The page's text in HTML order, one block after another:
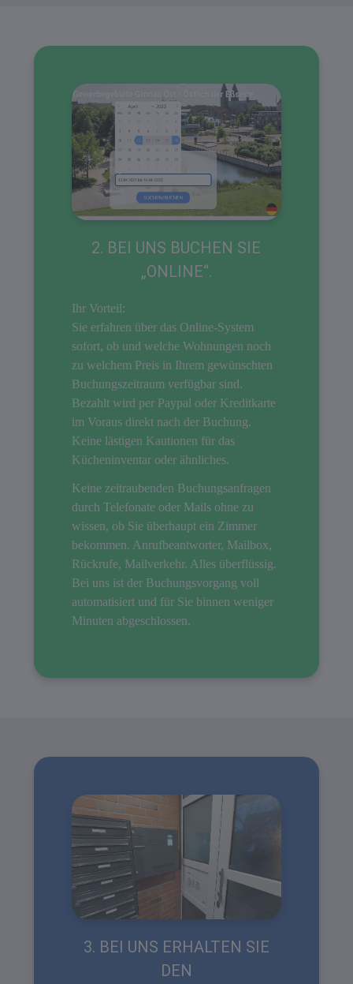
2. BEI UNS BUCHEN SIE
„ONLINE“.
Ihr Vorteil:
Sie erfahren über das Online-System
sofort, ob und welche Wohnungen noch
zu welchem Preis in Ihrem gewünschten
Buchungszeitraum verfügbar sind.
Bezahlt wird per Paypal oder Kreditkarte
im Voraus direkt nach der Buchung.
Keine lästigen Kautionen für das
Kücheninventar oder ähnliches.
Keine zeitraubenden Buchungsanfragen
durch Telefonate oder Mails ohne zu
wissen, ob Sie überhaupt ein Zimmer
bekommen. Anrufbeantworter, Mailbox,
Rückrufe, Mailverkehr. Alles überflüssig.
Bei uns ist der Buchungsvorgang voll
automatisiert und für Sie binnen weniger
Minuten abgeschlossen.
3. BEI UNS ERHALTEN SIE
DEN